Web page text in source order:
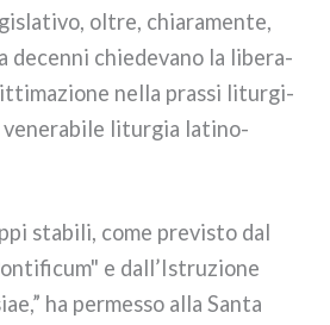
oltre, chia­ra­men­te,
decen­ni chie­de­va­no la libe­ra­
nel­la pras­si litur­gi­
vene­ra­bi­le litur­gia latino-
sta­bi­li, come pre­vi­sto dal
e dall’Istruzione
ha per­mes­so alla Santa